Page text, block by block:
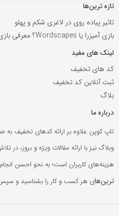
تازه ترین‌ها
تاثیر پیاده روی در لاغری شکم و پهلو
بازی آمیزرا یا Wordscapes؟ معرفی بازی مشابه آمیرزا
لینک های مفید
کد های تخفیف
ثبت آنلاین کد تخفیف
بلاگ
درباره ما
تاپ کوپن علاوه بر ارائه کدهای تخفیف به
وبلاگ نیز با ارائه مقالات ویژه و بروز،
هزینه‌های کاربران است؛ به نحو احسن
ترین‌های هر کسب و کار را بشناسید و